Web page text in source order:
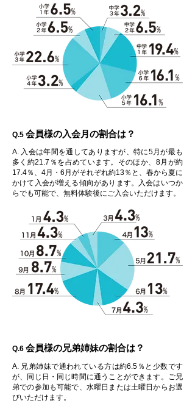
Q.5 会員様の入会月の割合は？
A. 入会は年間を通してありますが、特に5月が最も
多く約21.7％を占めています。そのほか、8月が約
17.4％、4月・6月がそれぞれ約13％と、春から夏に
かけて入会が増える傾向があります。入会はいつか
らでも可能で、無料体験後にご入会いただけます。
Q.6 会員様の兄弟姉妹の割合は？
A. 兄弟姉妹で通われている方は約6.5％と少数です
が、同じ日・同じ時間に通うことができます。ご兄
弟での参加も可能で、水曜日または土曜日からお選
びいただけます。